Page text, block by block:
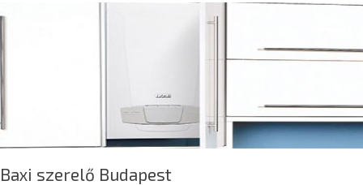
Baxi szerelő Budapest